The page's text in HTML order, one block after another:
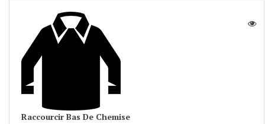
Raccourcir Bas De Chemise